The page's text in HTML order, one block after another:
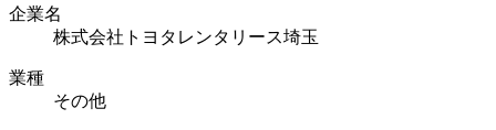
企業名
株式会社トヨタレンタリース埼玉
業種
その他